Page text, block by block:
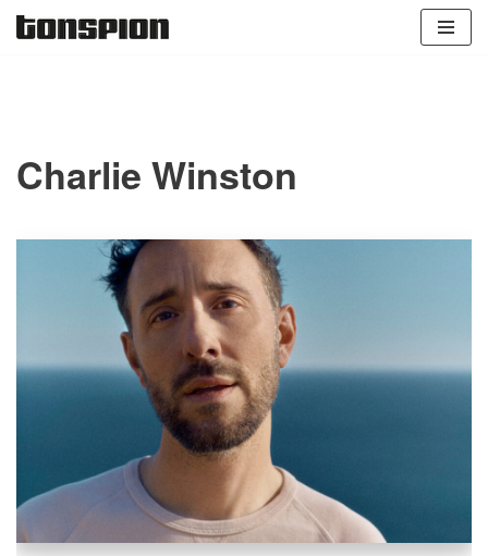
Charlie Winston